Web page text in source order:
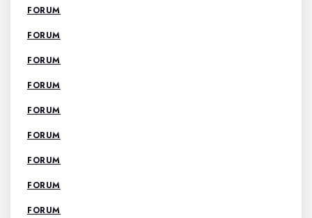
FORUM
FORUM
FORUM
FORUM
FORUM
FORUM
FORUM
FORUM
FORUM